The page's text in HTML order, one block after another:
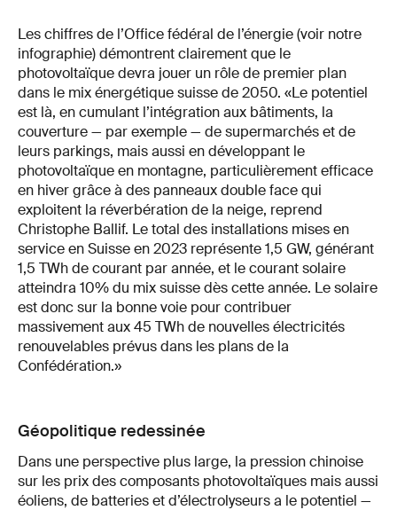
Les chiffres de l’Office fédéral de l’énergie (voir notre
infographie) démontrent clairement que le
photovoltaïque devra jouer un rôle de premier plan
dans le mix énergétique suisse de 2050. «Le potentiel
est là, en cumulant l’intégration aux bâtiments, la
couverture — par exemple — de supermarchés et de
leurs parkings, mais aussi en développant le
photovoltaïque en montagne, particulièrement efficace
en hiver grâce à des panneaux double face qui
exploitent la réverbération de la neige, reprend
Christophe Ballif. Le total des installations mises en
service en Suisse en 2023 représente 1,5 GW, générant
1,5 TWh de courant par année, et le courant solaire
atteindra 10% du mix suisse dès cette année. Le solaire
est donc sur la bonne voie pour contribuer
massivement aux 45 TWh de nouvelles électricités
renouvelables prévus dans les plans de la
Confédération.»
Géopolitique redessinée
Dans une perspective plus large, la pression chinoise
sur les prix des composants photovoltaïques mais aussi
éoliens, de batteries et d’électrolyseurs a le potentiel —